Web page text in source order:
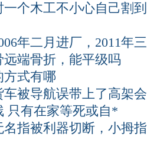
个木工不小心自己割
年二月进厂，2011年
端骨折，能平级吗
方式有哪
被导航误带上了高架
只有在家等死或自*
指被利器切断，小拇